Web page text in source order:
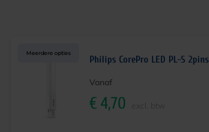
Meerdere opties
Philips CorePro LED PL-S 2pins
Vanaf
€ 4,70